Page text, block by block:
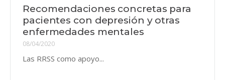
Recomendaciones concretas para
pacientes con depresión y otras
enfermedades mentales
08/04/2020
Las RRSS como apoyo...